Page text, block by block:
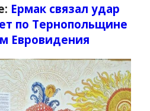
Ермак связал удар
по Тернопольщине
Евровидения